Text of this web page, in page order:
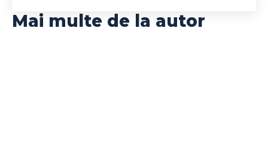
Mai multe de la autor